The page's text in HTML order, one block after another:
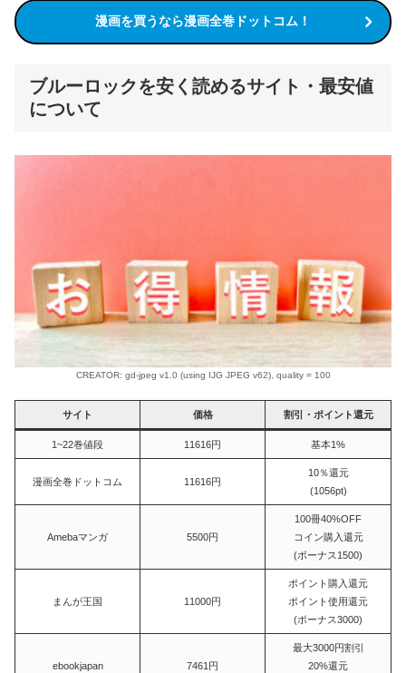
漫画を買うなら漫画全巻ドットコム！
ブルーロックを安く読めるサイト・最安値
について
CREATOR: gd-jpeg v1.0 (using IJG JPEG v62), quality = 100
サイト 価格 割引・ポイント還元
1~22巻値段 11616円 基本1%
漫画全巻ドットコム 11616円
10％還元
(1056pt)
Amebaマンガ 5500円
100冊40%OFF
コイン購入還元
(ボーナス1500)
まんが王国 11000円
ポイント購入還元
ポイント使用還元
(ボーナス3000)
ebookjapan 7461円
最大3000円割引
20%還元